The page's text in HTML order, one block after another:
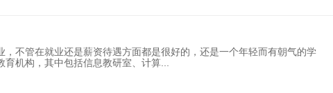
不管在就业还是薪资待遇方面都是很好的，还是一个年轻而有朝气的学
育机构，其中包括信息教研室、计算